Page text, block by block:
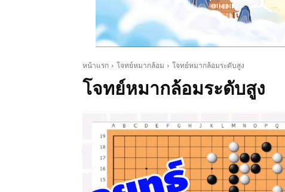
หน้าแรก โจทย์หมากล้อม โจทย์หมากล้อมระดับสูง
โจทย์หมากล้อมระดับสูง